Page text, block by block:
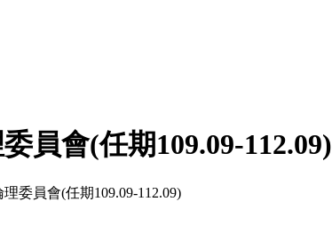
員會(任期109.09-112.09)
委員會(任期109.09-112.09)